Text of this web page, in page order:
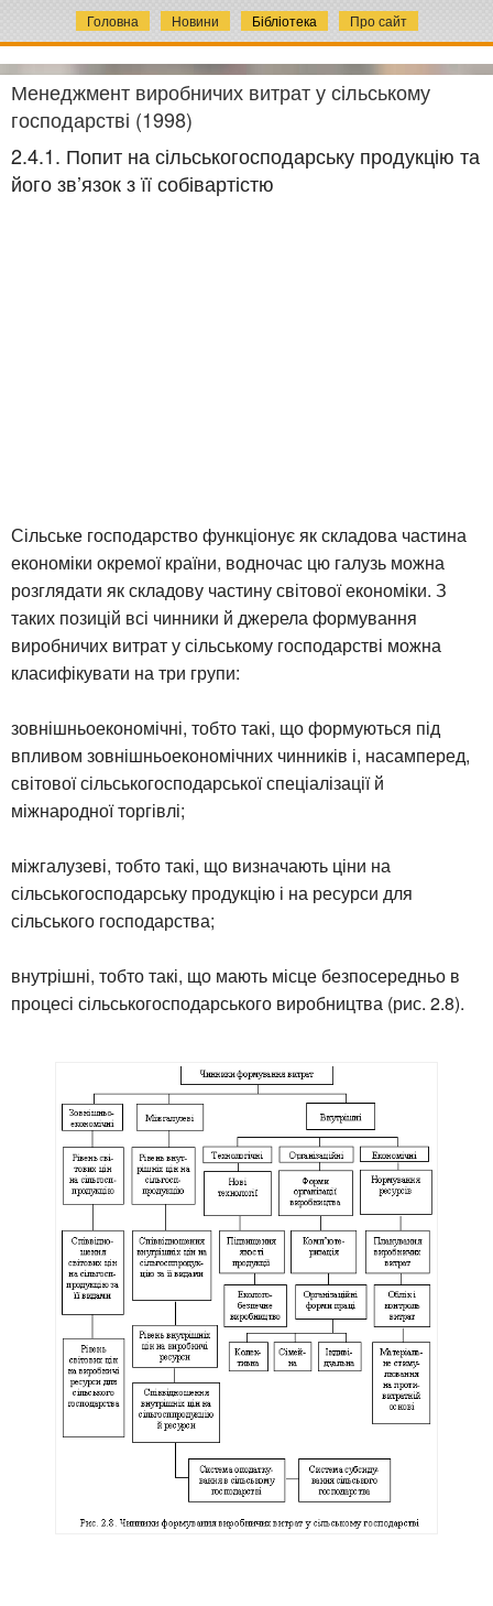
Головна Новини Бібліотека Про сайт
Менеджмент виробничих витрат у сільському
господарстві (1998)
2.4.1. Попит на сільськогосподарську продукцію та
його зв’язок з її собівартістю
Сільське господарство функціонує як складова частина
економіки окремої країни, водночас цю галузь можна
розглядати як складову частину світової економіки. З
таких позицій всі чинники й джерела формування
виробничих витрат у сільському господарстві можна
класифікувати на три групи:
зовнішньоекономічні, тобто такі, що формуються під
впливом зовнішньоекономічних чинників і, насамперед,
світової сільськогосподарської спеціалізації й
міжнародної торгівлі;
міжгалузеві, тобто такі, що визначають ціни на
сільськогосподарську продукцію і на ресурси для
сільського господарства;
внутрішні, тобто такі, що мають місце безпосередньо в
процесі сільськогосподарського виробництва (рис. 2.8).